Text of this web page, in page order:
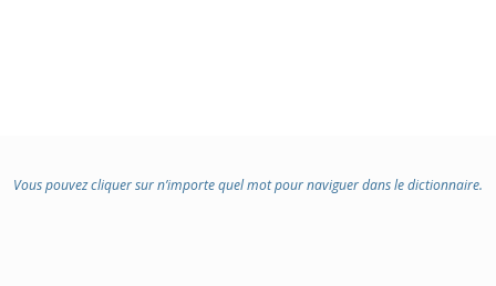
Vous pouvez cliquer sur n’importe quel mot pour naviguer dans le dictionnaire.